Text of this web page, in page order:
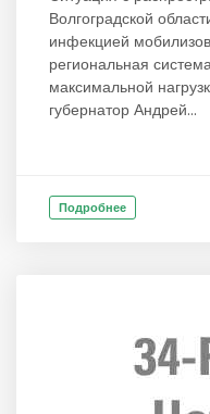
Волгоградской
инфекцией
региональная
максимальной
губернатор Андрей...
Подробнее